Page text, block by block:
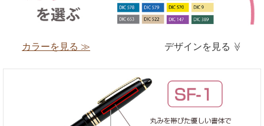
デザインを見る ≫
カラーを見る ≫